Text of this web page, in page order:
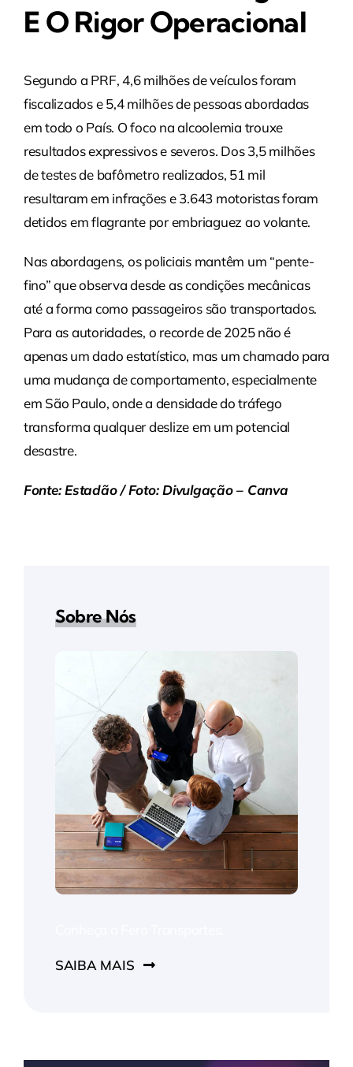
E O Rigor Operacional
Segundo a PRF, 4,6 milhões de veículos foram
fiscalizados e 5,4 milhões de pessoas abordadas
em todo o País. O foco na alcoolemia trouxe
resultados expressivos e severos. Dos 3,5 milhões
de testes de bafômetro realizados, 51 mil
resultaram em infrações e 3.643 motoristas foram
detidos em flagrante por embriaguez ao volante.
Nas abordagens, os policiais mantêm um “pente-
fino” que observa desde as condições mecânicas
até a forma como passageiros são transportados.
Para as autoridades, o recorde de 2025 não é
apenas um dado estatístico, mas um chamado para
uma mudança de comportamento, especialmente
em São Paulo, onde a densidade do tráfego
transforma qualquer deslize em um potencial
desastre.
Fonte: Estadão / Foto: Divulgação – Canva
Sobre Nós
SAIBA MAIS